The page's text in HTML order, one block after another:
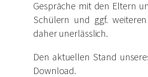
Gespräche mit den Eltern
Schülern und ggf.
daher unerlässlich.
Den aktuellen Stand
Download.